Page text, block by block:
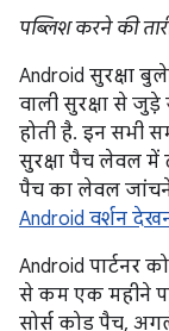
पब्लिश करने की
Android सुरक्षा
वाली सुरक्षा से
होती है. इन सभी
सुरक्षा पैच लेवल में
पैच का लेवल
Android वर्शन
Android
से कम एक महीने
सोर्स कोड पैच,